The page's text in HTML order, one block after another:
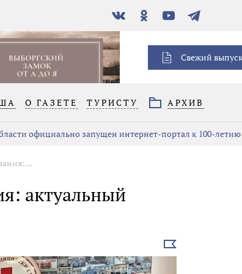
В
контакте
Одноклассники
YouTubeТелеграм
Свежий
О ГАЗЕТЕ ТУРИСТУ АРХИВ
официально запущен интернет-портал к 100-летию
актуальный
Выбрать
новость